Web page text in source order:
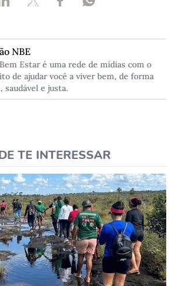
NBE
Estar é uma rede de mídias com o
de ajudar você a viver bem, de forma
saudável e justa.
TE INTERESSAR